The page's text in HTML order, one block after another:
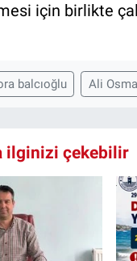
için birlikte
balcıoğlu Ali
ilginizi çekebilir